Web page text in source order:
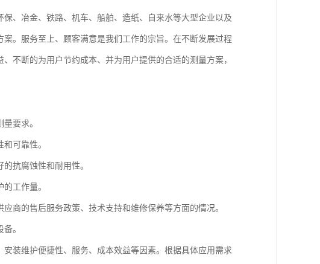
、冶金、铁路、机车、船舶、造纸、自来水等大型企业以及
。服务至上、顾客满意是我们工作的宗旨。在不断发展过程
不断的为用户节约成本、并为用户提供的合适的测量方案，
要求。
可靠性。
抗腐蚀性和耐用性。
工作量。
商的售后服务政策、技术支持和维修保养等方面的情况。
。
装维护便捷性、服务、成本效益等因素。根据具体应用需求